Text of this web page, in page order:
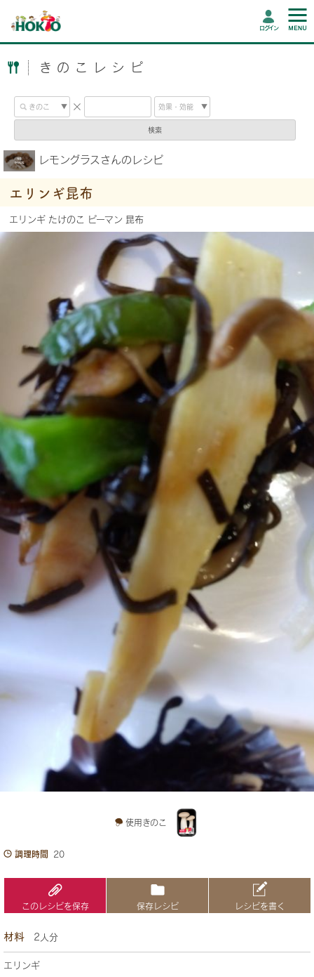
ログイン
きのこレシピ
検索
レモングラスさんのレシピ
エリンギ昆布
エリンギ たけのこ ピーマン 昆布
使用きのこ
調理時間 20
このレシピを保存 保存レシピ レシピを書く
材料 2人分
エリンギ